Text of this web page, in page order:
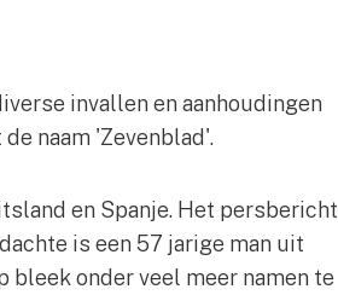
invallen en aanhoudingen
naam 'Zevenblad'.
en Spanje. Het persbericht
is een 57 jarige man uit
bleek onder veel meer namen te